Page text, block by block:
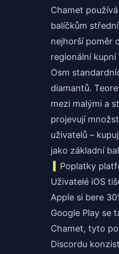
Chamet používá
balíčkům
nejhorší poměr
regionální kupní
Osm
diamantů.
mezi malými a
projevují
uživatelů –
jako základní
Poplatky
Uživatelé iOS
Apple si bere
Google Play se
Chamet, tyto
Discordu